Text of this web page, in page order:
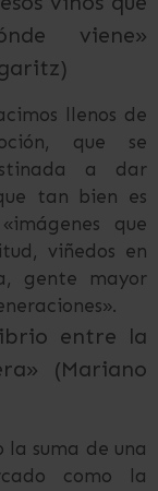
viene»
llenos de
que se
a dar
tan bien es
que
viñedos en
gente mayor
entre la
(Mariano
la suma de una
como la